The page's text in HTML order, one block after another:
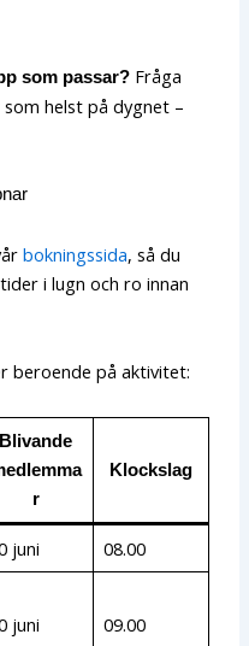
som passar? Fråga
helst på dygnet –
bokningssida, så du
i lugn och ro innan
beroende på aktivitet:
Blivande
r
Klockslag
juni
08.00
juni 09.00